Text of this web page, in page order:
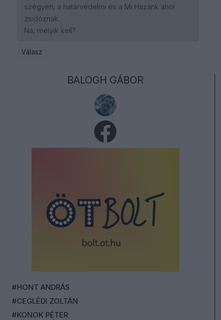
szégyen, a határvédelmi és a Mi Hazánk ahol
zsidóznak.
Na, melyik kell?
Válasz
BALOGH GÁBOR
#HONT ANDRÁS
#CEGLÉDI ZOLTÁN
#KONOK PÉTER